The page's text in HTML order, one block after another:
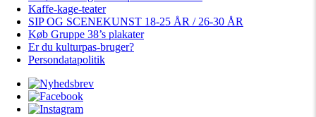
Kaffe-kage-teater
SIP OG SCENEKUNST 18-25 ÅR / 26-30 ÅR
Køb Gruppe 38’s plakater
Er du kulturpas-bruger?
Persondatapolitik